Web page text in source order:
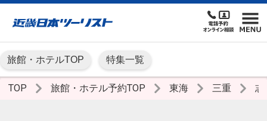
旅館・ホテルTOP 特集一覧
TOP 旅館・ホテル予約TOP 東海 三重 志